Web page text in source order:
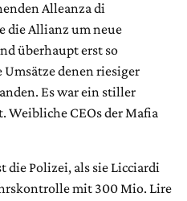
Alleanza di
die Allianz um neue
überhaupt erst so
denen riesiger
Es war ein stiller
CEOs der Mafia
die Polizei, als sie Licciardi
mit 300 Mio. Lire